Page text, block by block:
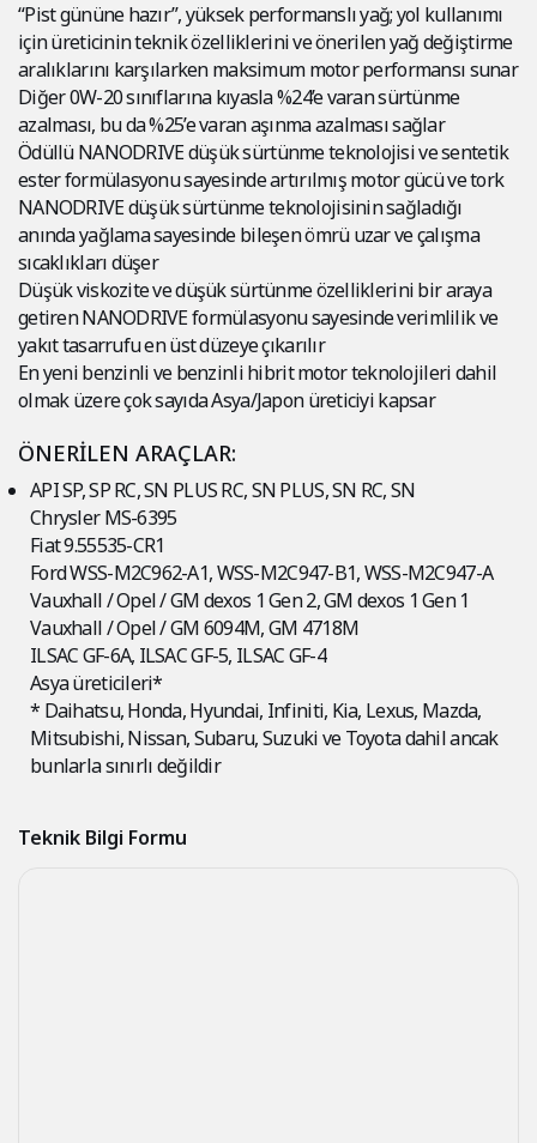
“Pist gününe hazır”, yüksek performanslı yağ; yol kullanımı
için üreticinin teknik özelliklerini ve önerilen yağ değiştirme
aralıklarını karşılarken maksimum motor performansı sunar
Diğer 0W-20 sınıflarına kıyasla %24’e varan sürtünme
azalması, bu da %25’e varan aşınma azalması sağlar
Ödüllü NANODRIVE düşük sürtünme teknolojisi ve sentetik
ester formülasyonu sayesinde artırılmış motor gücü ve tork
NANODRIVE düşük sürtünme teknolojisinin sağladığı
anında yağlama sayesinde bileşen ömrü uzar ve çalışma
sıcaklıkları düşer
Düşük viskozite ve düşük sürtünme özelliklerini bir araya
getiren NANODRIVE formülasyonu sayesinde verimlilik ve
yakıt tasarrufu en üst düzeye çıkarılır
En yeni benzinli ve benzinli hibrit motor teknolojileri dahil
olmak üzere çok sayıda Asya/Japon üreticiyi kapsar
ÖNERİLEN ARAÇLAR:
API SP, SP RC, SN PLUS RC, SN PLUS, SN RC, SN
Chrysler MS-6395
Fiat 9.55535-CR1
Ford WSS-M2C962-A1, WSS-M2C947-B1, WSS-M2C947-A
Vauxhall / Opel / GM dexos 1 Gen 2, GM dexos 1 Gen 1
Vauxhall / Opel / GM 6094M, GM 4718M
ILSAC GF-6A, ILSAC GF-5, ILSAC GF-4
Asya üreticileri*
* Daihatsu, Honda, Hyundai, Infiniti, Kia, Lexus, Mazda,
Mitsubishi, Nissan, Subaru, Suzuki ve Toyota dahil ancak
bunlarla sınırlı değildir
Teknik Bilgi Formu